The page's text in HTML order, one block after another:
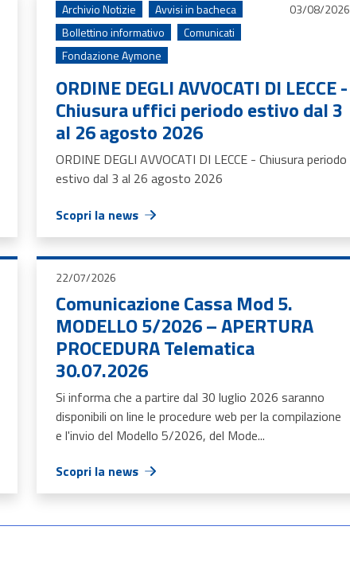
03/08/2026
Archivio Notizie
Avvisi in bacheca
Bollettino informativo
Comunicati
Fondazione Aymone
ORDINE DEGLI AVVOCATI DI LECCE -
Chiusura uffici periodo estivo dal 3
al 26 agosto 2026
ORDINE DEGLI AVVOCATI DI LECCE - Chiusura periodo
estivo dal 3 al 26 agosto 2026
Scopri la news
22/07/2026
Comunicazione Cassa Mod 5.
MODELLO 5/2026 – APERTURA
PROCEDURA Telematica
30.07.2026
Si informa che a partire dal 30 luglio 2026 saranno
disponibili on line le procedure web per la compilazione
e l'invio del Modello 5/2026, del Mode...
Scopri la news